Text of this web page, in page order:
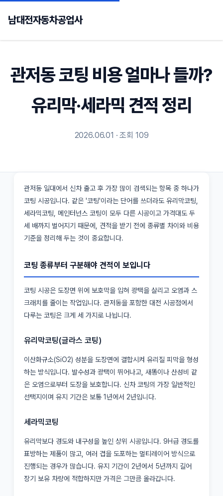
남대전자동차공업사
관저동 코팅 비용 얼마나 들까?
유리막·세라믹 견적 정리
2026.06.01 · 조회 109
관저동 일대에서 신차 출고 후 가장 많이 검색되는 항목 중 하나가
코팅 시공입니다. 같은 '코팅'이라는 단어를 쓰더라도 유리막코팅,
세라믹코팅, 메인터넌스 코팅이 모두 다른 시공이고 가격대도 두
세 배까지 벌어지기 때문에, 견적을 받기 전에 종류별 차이와 비용
기준을 정리해 두는 것이 중요합니다.
코팅 종류부터 구분해야 견적이 보입니다
코팅 시공은 도장면 위에 보호막을 입혀 광택을 살리고 오염과 스
크래치를 줄이는 작업입니다. 관저동을 포함한 대전 시공점에서
다루는 코팅은 크게 세 가지로 나뉩니다.
유리막코팅(글라스 코팅)
이산화규소(SiO2) 성분을 도장면에 결합시켜 유리질 피막을 형성
하는 방식입니다. 발수성과 광택이 뛰어나고, 새똥이나 산성비 같
은 오염으로부터 도장을 보호합니다. 신차 코팅의 가장 일반적인
선택지이며 유지 기간은 보통 1년에서 2년입니다.
세라믹코팅
유리막보다 경도와 내구성을 높인 상위 시공입니다. 9H급 경도를
표방하는 제품이 많고, 여러 겹을 도포하는 멀티레이어 방식으로
진행되는 경우가 많습니다. 유지 기간이 2년에서 5년까지 길어
장기 보유 차량에 적합하지만 가격은 그만큼 올라갑니다.